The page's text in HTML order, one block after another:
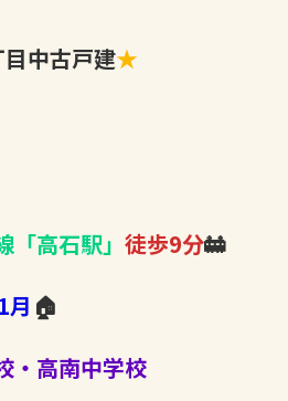
中古戸建★
「高石駅」 徒歩9分🚋
月 🏠
・高南中学校